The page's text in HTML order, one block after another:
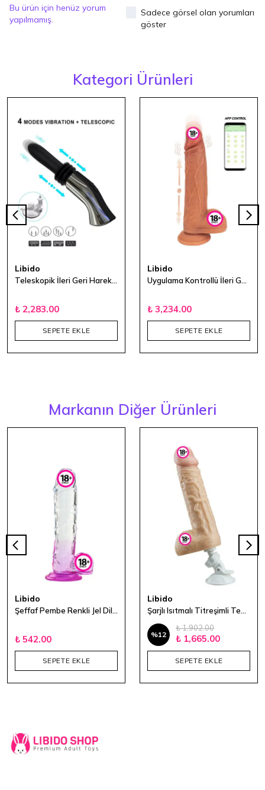
Bu ürün için henüz yorum
yapılmamış.
Sadece görsel olan yorumları
göster
Kategori Ürünleri
Libido
₺ 2,283.00
SEPETE EKLE
Libido
₺ 3,234.00
SEPETE EKLE
Markanın Diğer Ürünleri
Libido
₺ 542.00
SEPETE EKLE
Libido
%12
₺ 1,902.00
₺ 1,665.00
SEPETE EKLE